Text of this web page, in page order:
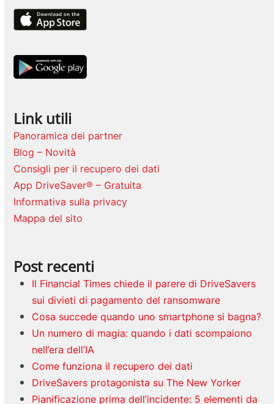
Link utili
Panoramica dei partner
Blog – Novità
Consigli per il recupero dei dati
App DriveSaver® – Gratuita
Informativa sulla privacy
Mappa del sito
Post recenti
Il Financial Times chiede il parere di DriveSavers
sui divieti di pagamento del ransomware
Cosa succede quando uno smartphone si bagna?
Un numero di magia: quando i dati scompaiono
nell’era dell’IA
Come funziona il recupero dei dati
DriveSavers protagonista su The New Yorker
Pianificazione prima dell’incidente: 5 elementi da